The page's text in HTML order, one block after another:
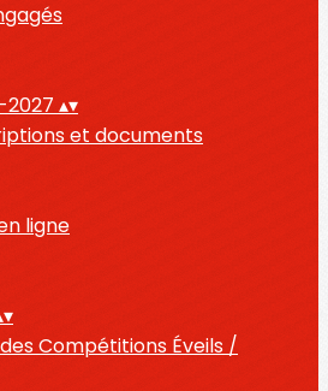
2027 ▴▾
et documents
ligne
▾
Compétitions Éveils /